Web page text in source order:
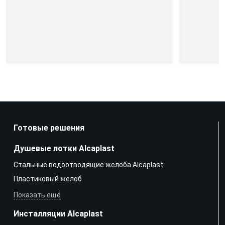
Готовые решения
Душевые лотки Alcaplast
Стальные водоотводящие желоба Alcaplast
Пластиковый желоб
Показать ещё
Инсталляции Alcaplast